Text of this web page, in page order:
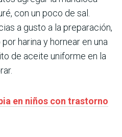
con un poco de sal.
a gusto a la preparación,
harina y hornear en una
de aceite uniforme en la
en niños con trastorno